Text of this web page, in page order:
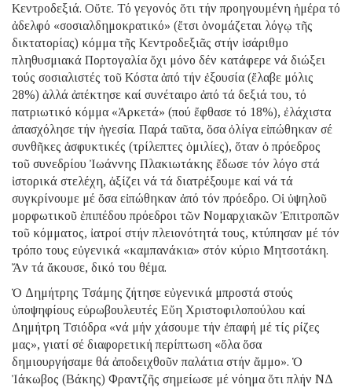
Κεντροδεξιά. Οὔτε. Τό γεγονός ὅτι τήν προηγουμένη ἡμέρα τό
ἀδελφό «σοσιαλδημοκρατικό» (ἔτσι ὀνομάζεται λόγῳ τῆς
δικτατορίας) κόμμα τῆς Κεντροδεξιᾶς στήν ἰσάριθμο
πληθυσμιακά Πορτογαλία ὄχι μόνο δέν κατάφερε νά διώξει
τούς σοσιαλιστές τοῦ Κόστα ἀπό τήν ἐξουσία (ἔλαβε μόλις
28%) ἀλλά ἀπέκτησε καί συνέταιρο ἀπό τά δεξιά του, τό
πατριωτικό κόμμα «Ἀρκετά» (πού ἔφθασε τό 18%), ἐλάχιστα
ἀπασχόλησε τήν ἡγεσία. Παρά ταῦτα, ὅσα ὀλίγα εἰπώθηκαν σέ
συνθῆκες ἀσφυκτικές (τρίλεπτες ὁμιλίες), ὅταν ὁ πρόεδρος
τοῦ συνεδρίου Ἰωάννης Πλακιωτάκης ἔδωσε τόν λόγο στά
ἱστορικά στελέχη, ἀξίζει νά τά διατρέξουμε καί νά τά
συγκρίνουμε μέ ὅσα εἰπώθηκαν ἀπό τόν πρόεδρο. Οἱ ὑψηλοῦ
μορφωτικοῦ ἐπιπέδου πρόεδροι τῶν Νομαρχιακῶν Ἐπιτροπῶν
τοῦ κόμματος, ἰατροί στήν πλειονότητά τους, κτύπησαν μέ τόν
τρόπο τους εὐγενικά «καμπανάκια» στόν κύριο Μητσοτάκη.
Ἄν τά ἄκουσε, δικό του θέμα.
Ὁ Δημήτρης Τσάμης ζήτησε εὐγενικά μπροστά στούς
ὑποψηφίους εὐρωβουλευτές Εὔη Χριστοφιλοπούλου καί
Δημήτρη Τσιόδρα «νά μήν χάσουμε τήν ἐπαφή μέ τίς ρίζες
μας», γιατί σέ διαφορετική περίπτωση «ὅλα ὅσα
δημιουργήσαμε θά ἀποδειχθοῦν παλάτια στήν ἄμμο». Ὁ
Ἰάκωβος (Βάκης) Φραντζῆς σημείωσε μέ νόημα ὅτι πλήν ΝΔ